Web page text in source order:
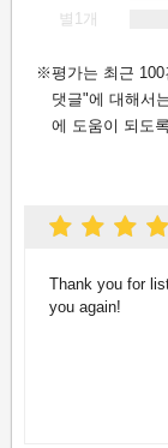
별1개
평가는 최근
댓글"에 대해서
에 도움이 되도
Thank you for
you again!